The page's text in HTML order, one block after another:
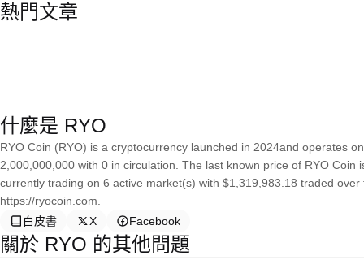
熱門文章
什麼是 RYO
RYO Coin (RYO) is a cryptocurrency launched in 2024and operates
2,000,000,000 with 0 in circulation. The last known price of RYO
currently trading on 6 active market(s) with $1,319,983.18 traded
https://ryocoin.com.
白皮書
X Facebook
關於 RYO 的其他問題